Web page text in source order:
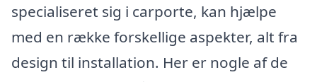
specialiseret sig i carporte, kan hjælpe
med en række forskellige aspekter, alt fra
design til installation. Her er nogle af de